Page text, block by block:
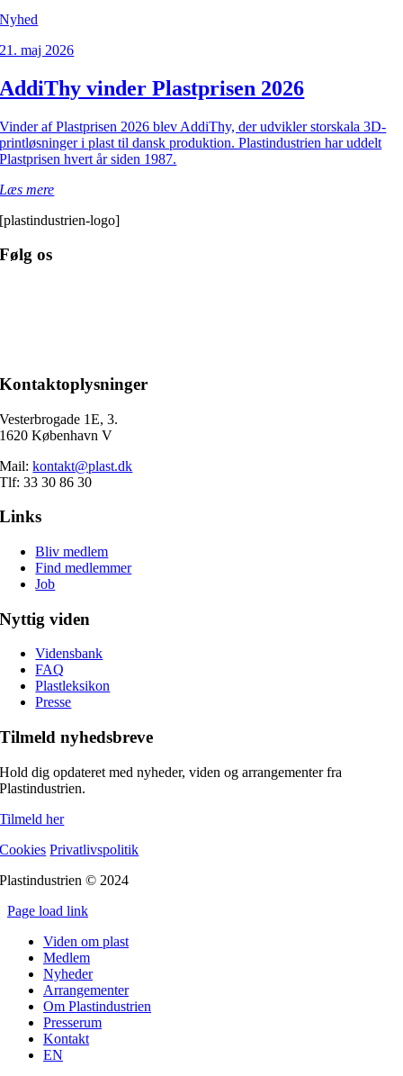
Nyhed
21. maj 2026
AddiThy vinder Plastprisen 2026
Vinder af Plastprisen 2026 blev AddiThy, der udvikler storskala 3D-
printløsninger i plast til dansk produktion. Plastindustrien har uddelt
Plastprisen hvert år siden 1987.
Læs mere
[plastindustrien-logo]
Følg os
Kontaktoplysninger
Vesterbrogade 1E, 3.
1620 København V
Mail:kontakt@plast.dk
Tlf: 33 30 86 30
Links
Bliv medlem
Find medlemmer
Job
Nyttig viden
Vidensbank
FAQ
Plastleksikon
Presse
Tilmeld nyhedsbreve
Hold dig opdateret med nyheder, viden og arrangementer fra
Plastindustrien.
Tilmeld her
Cookies Privatlivspolitik
Plastindustrien © 2024
Page load link
Viden om plast
Medlem
Nyheder
Arrangementer
Om Plastindustrien
Presserum
Kontakt
EN